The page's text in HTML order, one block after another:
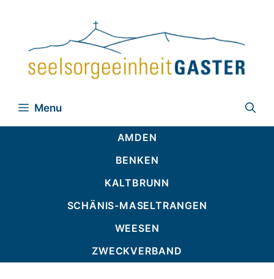
Menu
AMDEN
BENKEN
KALTBRUNN
SCHÄNIS-MASELTRANGEN
WEESEN
ZWECKVERBAND